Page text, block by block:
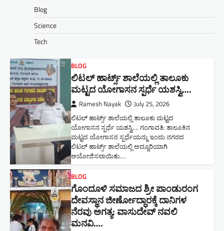
Blog
Science
Tech
BLOG
ಲಿಟಲ್ ಹಾರ್ಟ್ಸ್ ಶಾಲೆಯಲ್ಲಿ ತಾಲೂಕು
ಮಟ್ಟದ ಯೋಗಾಸನ ಸ್ಪರ್ಧೆ ಯಶಸ್ವಿ….
Ramesh Nayak July 25, 2026
ಲಿಟಲ್ ಹಾರ್ಟ್ಸ್ ಶಾಲೆಯಲ್ಲಿ ತಾಲೂಕು ಮಟ್ಟದ
ಯೋಗಾಸನ ಸ್ಪರ್ಧೆ ಯಶಸ್ವಿ…. ಗಂಗಾವತಿ: ತಾಲೂಕಿನ
ಮಟ್ಟದ ಯೋಗಾಸನ ಸ್ಪರ್ಧೆಯನ್ನು ಇಂದು ನಗರದ
ಲಿಟಲ್ ಹಾರ್ಟ್ಸ್ ಶಾಲೆಯಲ್ಲಿ ಅದ್ದೂರಿಯಾಗಿ
ಆಯೋಜಿಸಲಾಯಿತು.…
BLOG
ಗೊಂದೂಳಿ ಸಮಾಜದ ಶ್ರೀ ಪಾಂಡುರಂಗ
ದೇವಸ್ಥಾನ ಜೀರ್ಣೋದ್ಧಾರಕ್ಕೆ ದಾನಿಗಳ
ನೆರವು ಅಗತ್ಯ: ವಾಸುದೇವ್ ನವಲಿ
ಮನವಿ​….